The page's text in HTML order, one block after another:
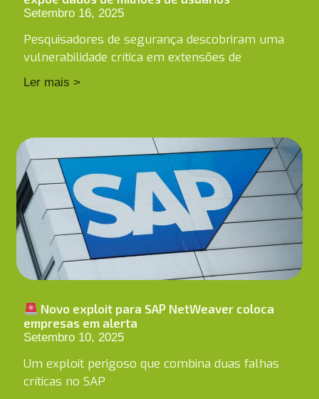
Setembro 16, 2025
Pesquisadores de segurança descobriram uma
vulnerabilidade crítica em extensões de
Ler mais >
Novo exploit para SAP NetWeaver coloca
empresas em alerta
Setembro 10, 2025
Um exploit perigoso que combina duas falhas
críticas no SAP